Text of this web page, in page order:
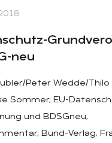
neu
Peter Wedde/Thilo
Sommer, EU-
und BDSGneu,
Bund-Verlag,